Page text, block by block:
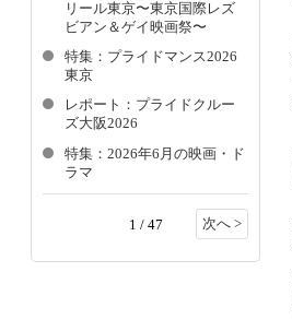
リール東京〜東京国際レズ
ビアン＆ゲイ映画祭〜
特集：プライドマンス2026
東京
レポート：プライドクルー
ズ大阪2026
特集：2026年6月の映画・ド
ラマ
1 / 47 次へ >